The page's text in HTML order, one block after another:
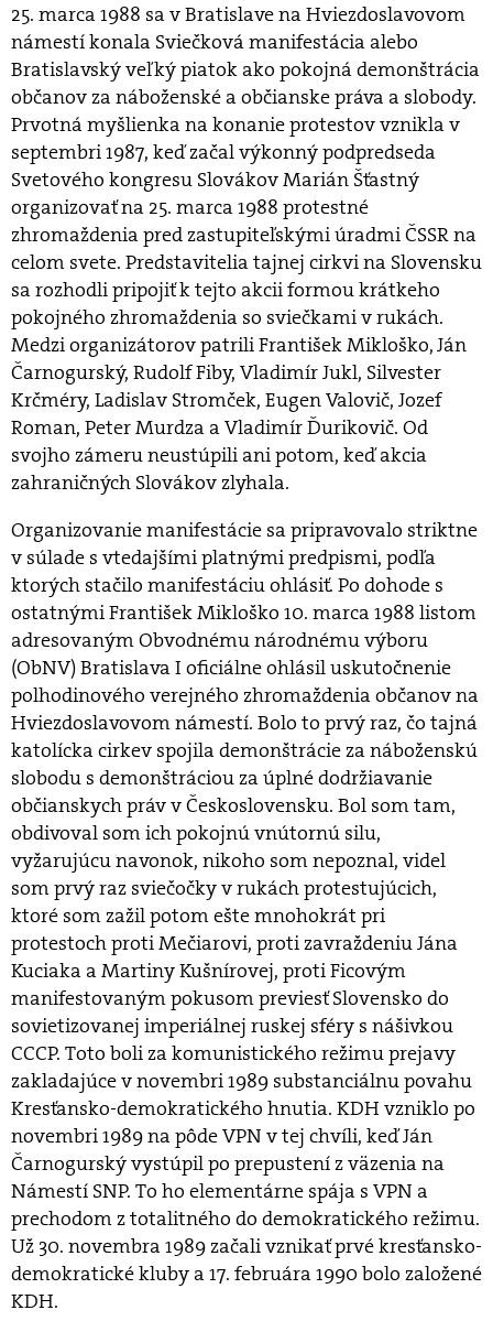
25. marca 1988 sa v Bratislave na Hviezdoslavovom
námestí konala Sviečková manifestácia alebo
Bratislavský veľký piatok ako pokojná demonštrácia
občanov za náboženské a občianske práva a slobody.
Prvotná myšlienka na konanie protestov vznikla v
septembri 1987, keď začal výkonný podpredseda
Svetového kongresu Slovákov Marián Šťastný
organizovať na 25. marca 1988 protestné
zhromaždenia pred zastupiteľskými úradmi ČSSR na
celom svete. Predstavitelia tajnej cirkvi na Slovensku
sa rozhodli pripojiť k tejto akcii formou krátkeho
pokojného zhromaždenia so sviečkami v rukách.
Medzi organizátorov patrili František Mikloško, Ján
Čarnogurský, Rudolf Fiby, Vladimír Jukl, Silvester
Krčméry, Ladislav Stromček, Eugen Valovič, Jozef
Roman, Peter Murdza a Vladimír Ďurikovič. Od
svojho zámeru neustúpili ani potom, keď akcia
zahraničných Slovákov zlyhala.
Organizovanie manifestácie sa pripravovalo striktne
v súlade s vtedajšími platnými predpismi, podľa
ktorých stačilo manifestáciu ohlásiť. Po dohode s
ostatnými František Mikloško 10. marca 1988 listom
adresovaným Obvodnému národnému výboru
(ObNV) Bratislava I oficiálne ohlásil uskutočnenie
polhodinového verejného zhromaždenia občanov na
Hviezdoslavovom námestí. Bolo to prvý raz, čo tajná
katolícka cirkev spojila demonštrácie za náboženskú
slobodu s demonštráciou za úplné dodržiavanie
občianskych práv v Československu. Bol som tam,
obdivoval som ich pokojnú vnútornú silu,
vyžarujúcu navonok, nikoho som nepoznal, videl
som prvý raz sviečočky v rukách protestujúcich,
ktoré som zažil potom ešte mnohokrát pri
protestoch proti Mečiarovi, proti zavraždeniu Jána
Kuciaka a Martiny Kušnírovej, proti Ficovým
manifestovaným pokusom previesť Slovensko do
sovietizovanej imperiálnej ruskej sféry s nášivkou
CCCP. Toto boli za komunistického režimu prejavy
zakladajúce v novembri 1989 substanciálnu povahu
Kresťansko-demokratického hnutia. KDH vzniklo po
novembri 1989 na pôde VPN v tej chvíli, keď Ján
Čarnogurský vystúpil po prepustení z väzenia na
Námestí SNP. To ho elementárne spája s VPN a
prechodom z totalitného do demokratického režimu.
Už 30. novembra 1989 začali vznikať prvé kresťansko-
demokratické kluby a 17. februára 1990 bolo založené
KDH.